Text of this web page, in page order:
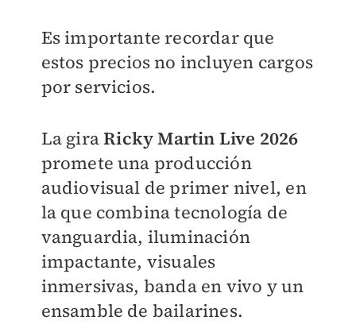
Es importante recordar que
estos precios no incluyen cargos
por servicios.
La giraRicky Martin Live 2026
promete una producción
audiovisual de primer nivel, en
la que combina tecnología de
vanguardia, iluminación
impactante, visuales
inmersivas, banda en vivo y un
ensamble de bailarines.